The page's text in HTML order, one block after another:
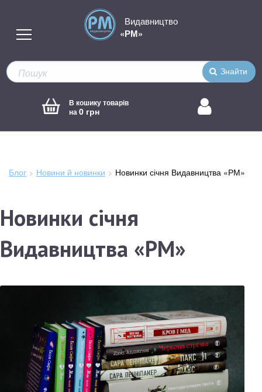
Видавництво
«РМ»
Знайти
В кошику товарів
на0 грн
Блог Новини й новинки
Зараз
Новинки січня Видавництва «РМ»
Новинки січня
Видавництва «РМ»